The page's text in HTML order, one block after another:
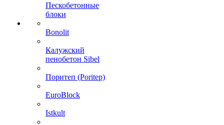
Пескобетонные
блоки
Bonolit
Калужский
пенобетон Sibel
Поритеп (Poritep)
EuroBlock
Istkult